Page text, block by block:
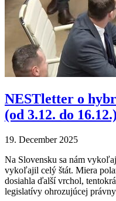
NESTletter o
(od 3.12. do 16.12.)
19. December 2025
Na Slovensku sa nám
vykoľajil celý štát. Miera
dosiahla ďalší vrchol,
legislatívy ohrozujúcej